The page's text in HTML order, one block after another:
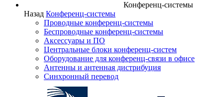
Конференц-системы
Назад Конференц-системы
Проводные конференц-системы
Беспроводные конференц-системы
Аксессуары и ПО
Центральные блоки конференц-систем
Оборудование для конференц-связи в офисе
Антенны и антенная дистрибуция
Синхронный перевод